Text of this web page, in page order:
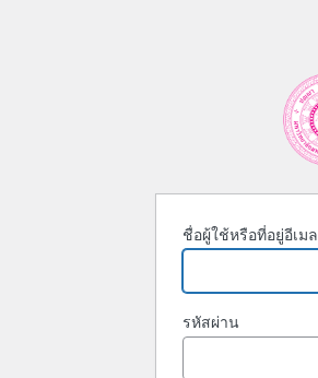
ชื่อผู้ใช้หรือที่อยู่อีเมล
รหัสผ่าน